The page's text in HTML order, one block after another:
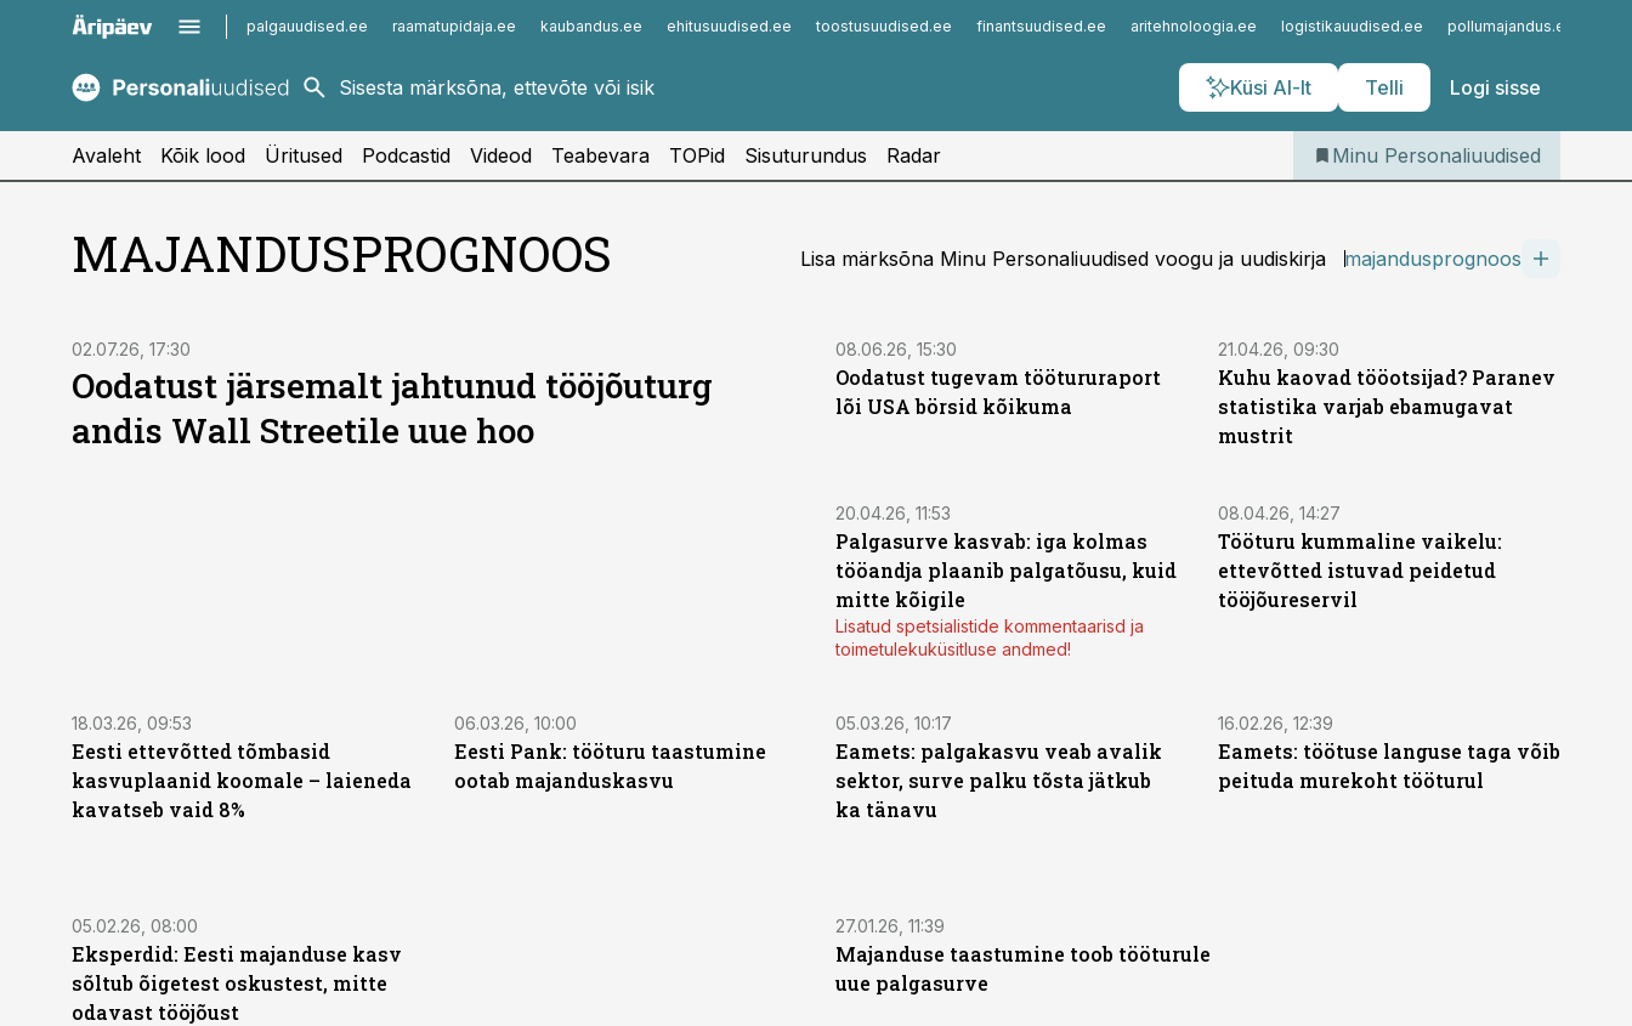
palgauudised.ee raamatupidaja.ee kaubandus.ee ehitusuudised.ee toostusuudised.ee finantsuudised.ee aritehnoloogia.ee logistikauudised.ee pollumajandus.ee
Küsi AI-lt Telli Logi sisse
kaubandus.ee
kinnisvarauudised.ee
imelineajalugu.ee
Infopank
Iseteenindus
Telli Personaliuudised
Avaleht Kõik lood Üritused Podcastid Videod Teabevara TOPid Sisuturundus Radar Minu Personaliuudised
MAJANDUSPROGNOOS Lisa märksõna Minu Personaliuudised voogu ja uudiskirja majandusprognoos
02.07.26, 17:30
Oodatust järsemalt jahtunud tööjõuturg
andis Wall Streetile uue hoo
08.06.26, 15:30
Oodatust tugevam töötururaport
lõi USA börsid kõikuma
21.04.26, 09:30
Kuhu kaovad tööotsijad? Paranev
statistika varjab ebamugavat
mustrit
20.04.26, 11:53
Palgasurve kasvab: iga kolmas
tööandja plaanib palgatõusu, kuid
mitte kõigile
Lisatud spetsialistide kommentaarisd ja
toimetulekuküsitluse andmed!
08.04.26, 14:27
Tööturu kummaline vaikelu:
ettevõtted istuvad peidetud
tööjõureservil
18.03.26, 09:53
Eesti ettevõtted tõmbasid
kasvuplaanid koomale – laieneda
kavatseb vaid 8%
06.03.26, 10:00
Eesti Pank: tööturu taastumine
ootab majanduskasvu
05.03.26, 10:17
Eamets: palgakasvu veab avalik
sektor, surve palku tõsta jätkub
ka tänavu
16.02.26, 12:39
Eamets: töötuse languse taga võib
peituda murekoht tööturul
05.02.26, 08:00
Eksperdid: Eesti majanduse kasv
sõltub õigetest oskustest, mitte
odavast tööjõust
27.01.26, 11:39
Majanduse taastumine toob tööturule
uue palgasurve